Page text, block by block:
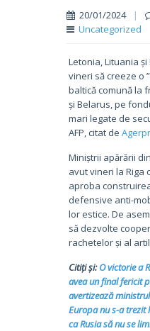
20/01/2024 |
Uncategorized
Letonia, Lituania
vineri să creeze o
baltică comună la
și Belarus, pe
mari legate de
AFP, citat de
Miniștrii apărării
avut vineri la Riga
aproba
defensive anti-
lor estice. De
să dezvolte
rachetelor și al
Citiți și:O victorie a
avea un final fericit
avertizează
Europa nu s-a trezit
ca Rusia să nu se